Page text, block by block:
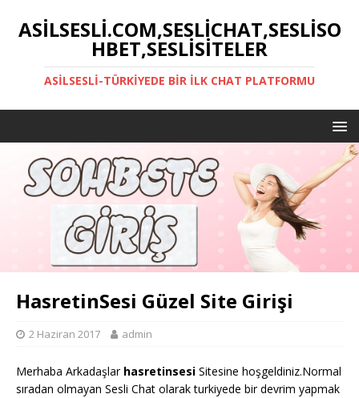
ASILSESLI.COM,SESLICHAT,SESLISO
HBET,SESLISITELER
ASILSESLI-TÜRKIYEDE BIR İLK CHAT PLATFORMU
HasretinSesi Güzel Site Girişi
2 Haziran 2017 admin
Merhaba Arkadaşlar hasretinsesi Sitesine hoşgeldiniz.Normal
sıradan olmayan Sesli Chat olarak turkiyede bir devrim yapmak